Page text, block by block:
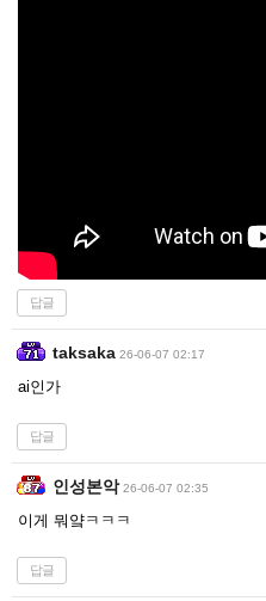
답글
taksaka 26-06-07 02:17
ai인가
답글
인성본악 26-06-07 02:35
이게 뭐얔ㅋㅋㅋ
답글